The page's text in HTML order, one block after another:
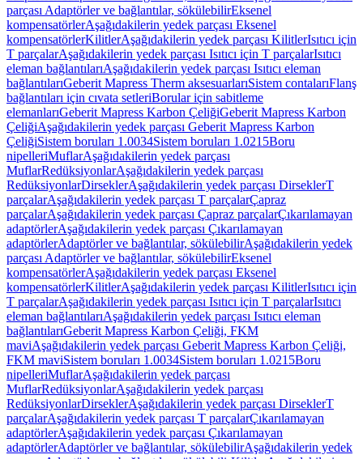
parçası Adaptörler ve bağlantılar, sökülebilirEksenel
kompensatörlerAşağıdakilerin yedek parçası Eksenel
kompensatörlerKilitlerAşağıdakilerin yedek parçası KilitlerIsıtıcı için
T parçalarAşağıdakilerin yedek parçası Isıtıcı için T parçalarIsıtıcı
eleman bağlantılarıAşağıdakilerin yedek parçası Isıtıcı eleman
bağlantılarıGeberit Mapress Therm aksesuarlarıSistem contalarıFlanş
bağlantıları için cıvata setleriBorular için sabitleme
elemanlarıGeberit Mapress Karbon ÇeliğiGeberit Mapress Karbon
ÇeliğiAşağıdakilerin yedek parçası Geberit Mapress Karbon
ÇeliğiSistem boruları 1.0034Sistem boruları 1.0215Boru
nipelleriMuflarAşağıdakilerin yedek parçası
MuflarRedüksiyonlarAşağıdakilerin yedek parçası
RedüksiyonlarDirseklerAşağıdakilerin yedek parçası DirseklerT
parçalarAşağıdakilerin yedek parçası T parçalarÇapraz
parçalarAşağıdakilerin yedek parçası Çapraz parçalarÇıkarılamayan
adaptörlerAşağıdakilerin yedek parçası Çıkarılamayan
adaptörlerAdaptörler ve bağlantılar, sökülebilirAşağıdakilerin yedek
parçası Adaptörler ve bağlantılar, sökülebilirEksenel
kompensatörlerAşağıdakilerin yedek parçası Eksenel
kompensatörlerKilitlerAşağıdakilerin yedek parçası KilitlerIsıtıcı için
T parçalarAşağıdakilerin yedek parçası Isıtıcı için T parçalarIsıtıcı
eleman bağlantılarıAşağıdakilerin yedek parçası Isıtıcı eleman
bağlantılarıGeberit Mapress Karbon Çeliği, FKM
maviAşağıdakilerin yedek parçası Geberit Mapress Karbon Çeliği,
FKM maviSistem boruları 1.0034Sistem boruları 1.0215Boru
nipelleriMuflarAşağıdakilerin yedek parçası
MuflarRedüksiyonlarAşağıdakilerin yedek parçası
RedüksiyonlarDirseklerAşağıdakilerin yedek parçası DirseklerT
parçalarAşağıdakilerin yedek parçası T parçalarÇıkarılamayan
adaptörlerAşağıdakilerin yedek parçası Çıkarılamayan
adaptörlerAdaptörler ve bağlantılar, sökülebilirAşağıdakilerin yedek